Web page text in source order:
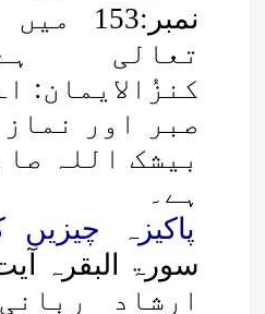
تعالی
کنزُالایمان:
صبر اور
بیشک اللہ
ہے۔
پاکیزہ
ارشاد